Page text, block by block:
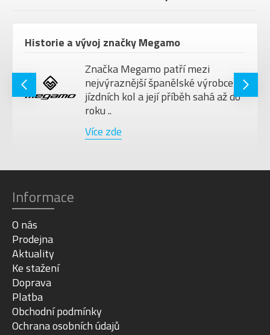
Historie a vývoj značky Megamo
Značka Megamo patří mezi
nejvýraznější španělské výrobce
jízdních kol a její příběh sahá až do
roku ..
Více zde
Informace
O nás
Prodejna
Aktuality
Ke stažení
Doprava
Platba
Obchodní podmínky
Ochrana osobních údajů